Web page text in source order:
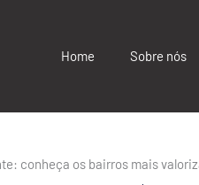
Home Sobre nós
conheça os bairros mais